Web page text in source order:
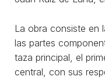
La obra consiste en
las partes
taza principal, el
central, con sus